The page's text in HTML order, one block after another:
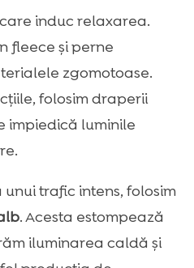
induc relaxarea.
fleece și perne
zgomotoase.
folosim draperii
impiedică luminile
trafic intens, folosim
. Acesta estompează
iluminarea caldă și